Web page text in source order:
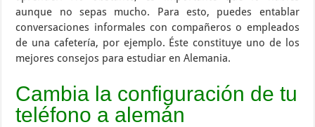
aunque no sepas mucho. Para esto, puedes entablar
conversaciones informales con compañeros o empleados
de una cafetería, por ejemplo. Éste constituye uno de los
mejores consejos para estudiar en Alemania.
Cambia la configuración de tu
teléfono a alemán